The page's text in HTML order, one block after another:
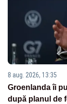
8 aug. 2026, 13:35
Groenlanda îi
după planul de